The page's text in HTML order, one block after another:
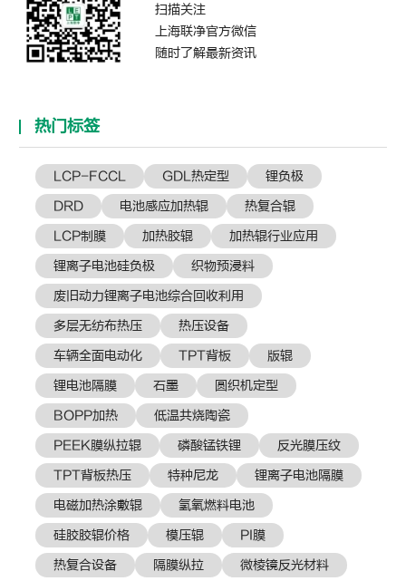
扫描关注
上海联净官方微信
随时了解最新资讯
热门标签
LCP-FCCL GDL热定型
锂负极
DRD
电池感应加热辊
热复合辊
LCP制膜
加热胶辊
加热辊行业应用
锂离子电池硅负极
织物预浸料
废旧动力锂离子电池综合回收利用
多层无纺布热压
热压设备
车辆全面电动化
TPT背板
版辊
锂电池隔膜
石墨
圆织机定型
BOPP加热
低温共烧陶瓷
PEEK膜纵拉辊
磷酸锰铁锂
反光膜压纹
TPT背板热压
特种尼龙
锂离子电池隔膜
电磁加热涂敷辊
氢氧燃料电池
硅胶胶辊价格
模压辊
PI膜
热复合设备
隔膜纵拉
微棱镜反光材料